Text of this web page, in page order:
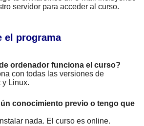
servidor para acceder al curso.
el programa
ordenador funciona el curso?
con todas las versiones de
y Linux.
conocimiento previo o tengo que
nada. El curso es online.